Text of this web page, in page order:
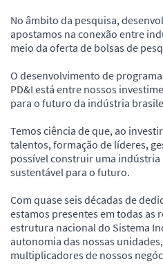
No âmbito da pesquisa,
apostamos na conexão entre
meio da oferta de bolsas de
O desenvolvimento de
PD&I está entre nossos
para o futuro da indústria
Temos ciência de que, ao
talentos, formação de líderes,
possível construir uma
sustentável para o futuro.
Com quase seis décadas de
estamos presentes em todas as
estrutura nacional do Sistema
autonomia das nossas
multiplicadores de nossos